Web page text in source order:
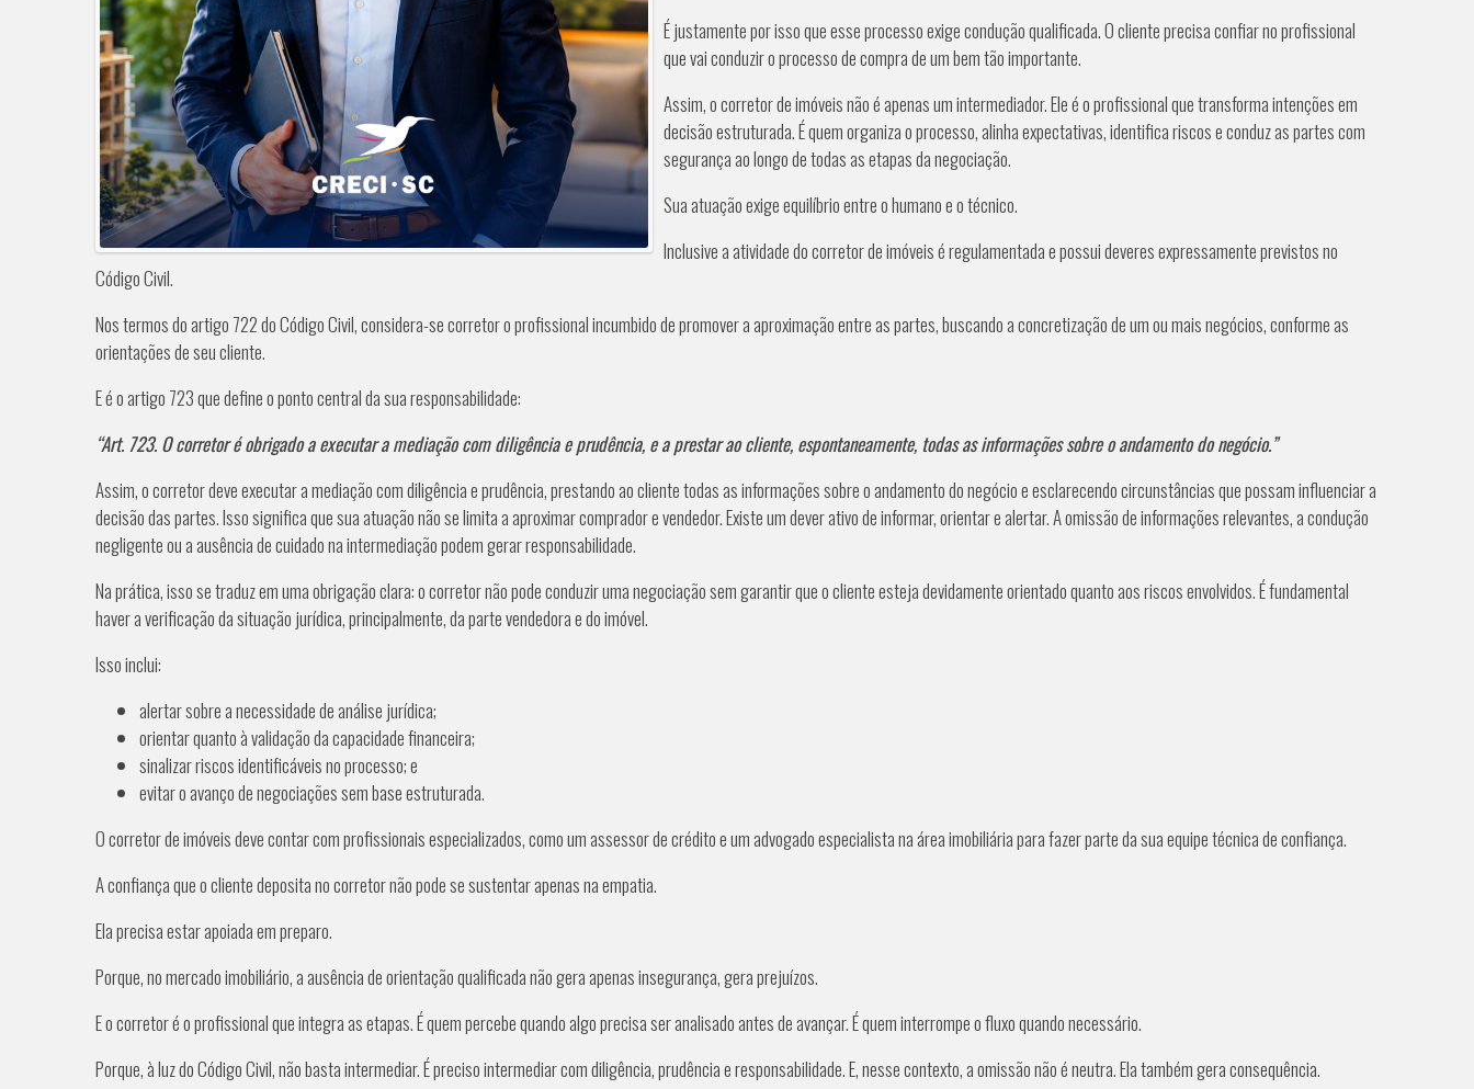
É justamente por isso que esse processo exige condução qualificada. O cliente precisa confiar no profissional
que vai conduzir o processo de compra de um bem tão importante.
Assim, o corretor de imóveis não é apenas um intermediador. Ele é o profissional que transforma intenções em
decisão estruturada. É quem organiza o processo, alinha expectativas, identifica riscos e conduz as partes com
segurança ao longo de todas as etapas da negociação.
Sua atuação exige equilíbrio entre o humano e o técnico.
Inclusive a atividade do corretor de imóveis é regulamentada e possui deveres expressamente previstos no
Código Civil.
Nos termos do artigo 722 do Código Civil, considera-se corretor o profissional incumbido de promover a aproximação entre as partes, buscando a concretização de um ou mais negócios, conforme as
orientações de seu cliente.
E é o artigo 723 que define o ponto central da sua responsabilidade:
“Art. 723. O corretor é obrigado a executar a mediação com diligência e prudência, e a prestar ao cliente, espontaneamente, todas as informações sobre o andamento do negócio.”
Assim, o corretor deve executar a mediação com diligência e prudência, prestando ao cliente todas as informações sobre o andamento do negócio e esclarecendo circunstâncias que possam influenciar a
decisão das partes. Isso significa que sua atuação não se limita a aproximar comprador e vendedor. Existe um dever ativo de informar, orientar e alertar. A omissão de informações relevantes, a condução
negligente ou a ausência de cuidado na intermediação podem gerar responsabilidade.
Na prática, isso se traduz em uma obrigação clara: o corretor não pode conduzir uma negociação sem garantir que o cliente esteja devidamente orientado quanto aos riscos envolvidos. É fundamental
haver a verificação da situação jurídica, principalmente, da parte vendedora e do imóvel.
Isso inclui:
alertar sobre a necessidade de análise jurídica;
orientar quanto à validação da capacidade financeira;
sinalizar riscos identificáveis no processo; e
evitar o avanço de negociações sem base estruturada.
O corretor de imóveis deve contar com profissionais especializados, como um assessor de crédito e um advogado especialista na área imobiliária para fazer parte da sua equipe técnica de confiança.
A confiança que o cliente deposita no corretor não pode se sustentar apenas na empatia.
Ela precisa estar apoiada em preparo.
Porque, no mercado imobiliário, a ausência de orientação qualificada não gera apenas insegurança, gera prejuízos.
E o corretor é o profissional que integra as etapas. É quem percebe quando algo precisa ser analisado antes de avançar. É quem interrompe o fluxo quando necessário.
Porque, à luz do Código Civil, não basta intermediar. É preciso intermediar com diligência, prudência e responsabilidade. E, nesse contexto, a omissão não é neutra. Ela também gera consequência.